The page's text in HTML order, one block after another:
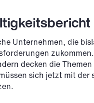
Unternehmen, die
decken die
sich jetzt mit